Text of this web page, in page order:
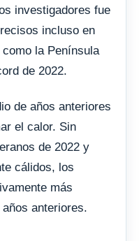
investigadores fue
incluso en
la Península
de 2022.
de años anteriores
el calor. Sin
de 2022 y
cálidos, los
más
anteriores.